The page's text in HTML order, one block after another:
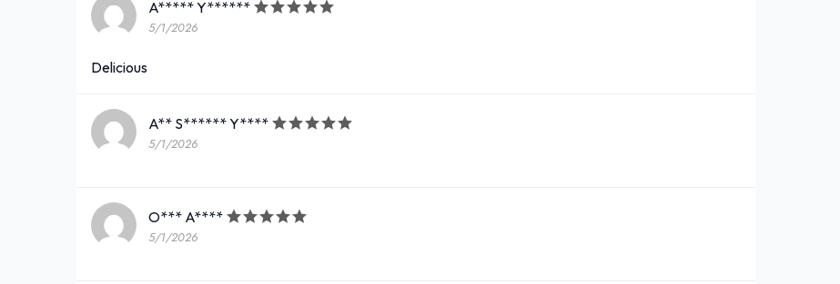
A***** Y******
5/1/2026
Delicious
A** S****** Y****
5/1/2026
O*** A****
5/1/2026